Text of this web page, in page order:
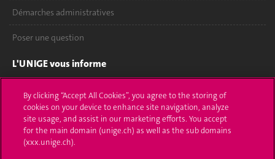
Démarches administratives
Poser une question
L'UNIGE vous informe
UNIGE Mobile
Médias
Offres d'emploi
By clicking “Accept All Cookies”, you agree to the storing of
cookies on your device to enhance site navigation, analyze
site usage, and assist in our marketing efforts. You accept
for the main domain (unige.ch) as well as the sub domains
(xxx.unige.ch).